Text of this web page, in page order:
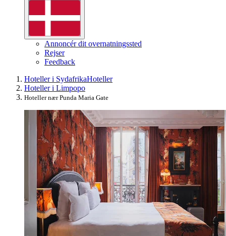
Annoncér dit overnatningssted
Rejser
Feedback
Hoteller i SydafrikaHoteller
Hoteller i Limpopo
Hoteller nær Punda Maria Gate